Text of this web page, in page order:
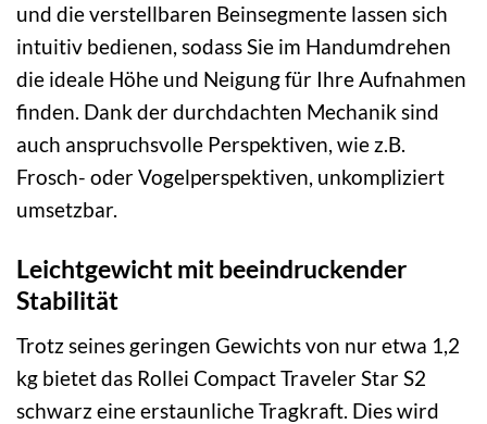
und die verstellbaren Beinsegmente lassen sich
intuitiv bedienen, sodass Sie im Handumdrehen
die ideale Höhe und Neigung für Ihre Aufnahmen
finden. Dank der durchdachten Mechanik sind
auch anspruchsvolle Perspektiven, wie z.B.
Frosch- oder Vogelperspektiven, unkompliziert
umsetzbar.
Leichtgewicht mit beeindruckender
Stabilität
Trotz seines geringen Gewichts von nur etwa 1,2
kg bietet das Rollei Compact Traveler Star S2
schwarz eine erstaunliche Tragkraft. Dies wird